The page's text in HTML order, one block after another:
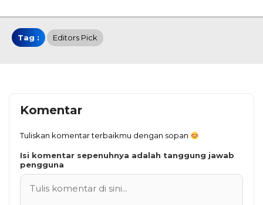
Tag : Editors Pick
Komentar
Tuliskan komentar terbaikmu dengan sopan
Isi komentar sepenuhnya adalah tanggung jawab
pengguna